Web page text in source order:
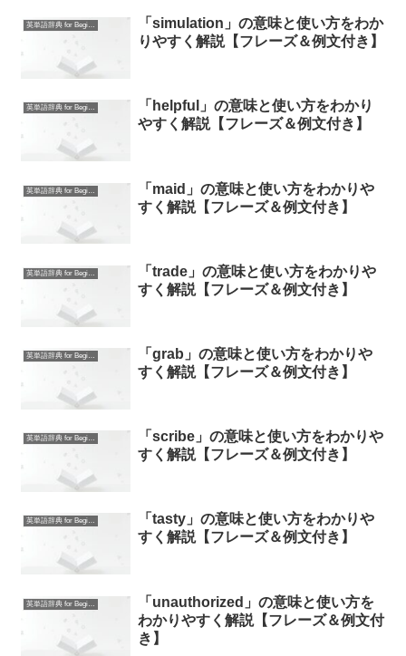
英単語辞典 for Beginners
「simulation」の意味と使い方をわか
りやすく解説【フレーズ＆例文付き】
英単語辞典 for Beginners
「helpful」の意味と使い方をわかり
やすく解説【フレーズ＆例文付き】
英単語辞典 for Beginners
「maid」の意味と使い方をわかりや
すく解説【フレーズ＆例文付き】
英単語辞典 for Beginners
「trade」の意味と使い方をわかりや
すく解説【フレーズ＆例文付き】
英単語辞典 for Beginners
「grab」の意味と使い方をわかりや
すく解説【フレーズ＆例文付き】
英単語辞典 for Beginners
「scribe」の意味と使い方をわかりや
すく解説【フレーズ＆例文付き】
英単語辞典 for Beginners
「tasty」の意味と使い方をわかりや
すく解説【フレーズ＆例文付き】
英単語辞典 for Beginners
「unauthorized」の意味と使い方を
わかりやすく解説【フレーズ＆例文付
き】